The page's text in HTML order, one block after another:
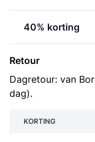
40% korting
Retour
Dagretour: van
dag).
KORTING